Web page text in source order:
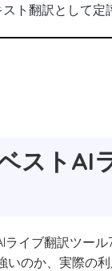
ト翻訳として定
ストAI
イブ翻訳ツー
のか、実際の